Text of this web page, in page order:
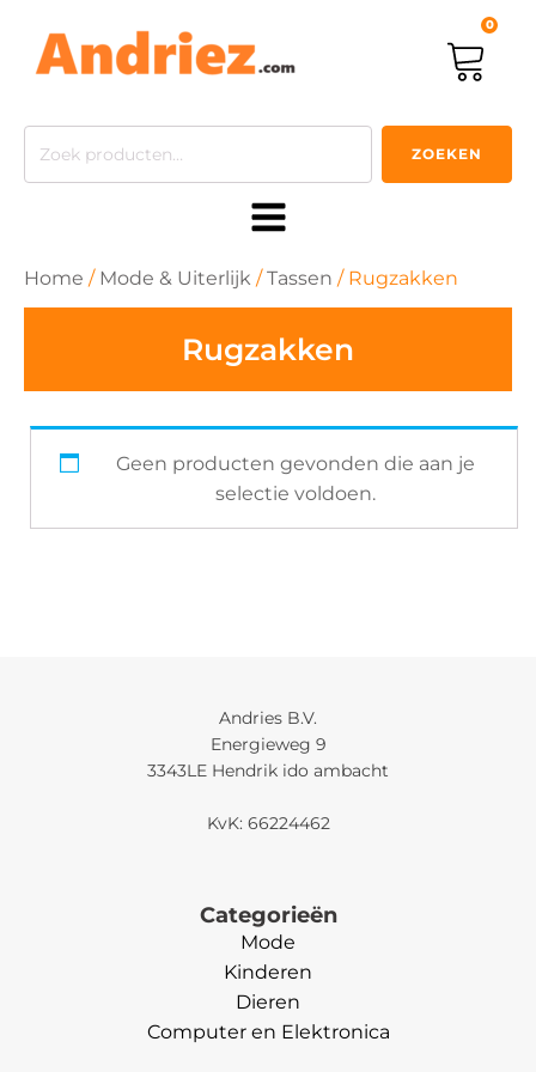
0
Zoeken
ZOEKEN
Home / Mode & Uiterlijk /Tassen / Rugzakken
Rugzakken
Geen producten gevonden die aan je
selectie voldoen.
Andries B.V.
Energieweg 9
3343LE Hendrik ido ambacht
KvK: 66224462
Categorieën
Mode
Kinderen
Dieren
Computer en Elektronica